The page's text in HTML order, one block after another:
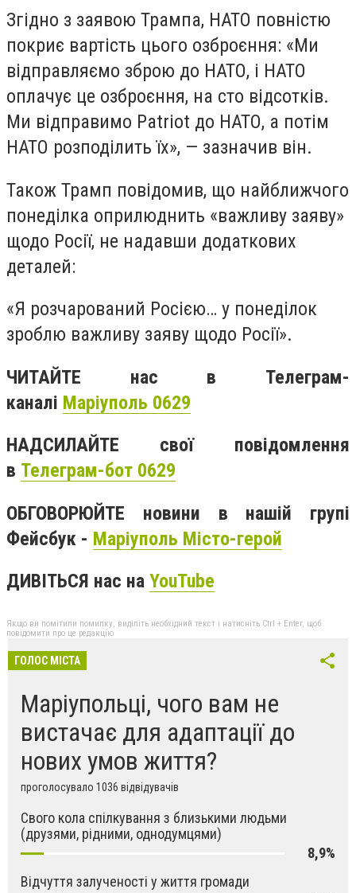
Згідно з заявою Трампа, НАТО повністю
покриє вартість цього озброєння: «Ми
відправляємо зброю до НАТО, і НАТО
оплачує це озброєння, на сто відсотків.
Ми відправимо Patriot до НАТО, а потім
НАТО розподілить їх», — зазначив він.
Також Трамп повідомив, що найближчого
понеділка оприлюднить «важливу заяву»
щодо Росії, не надавши додаткових
деталей:
«Я розчарований Росією… у понеділок
зроблю важливу заяву щодо Росії».
ЧИТАЙТЕ нас в Телеграм-
каналі Маріуполь 0629
НАДСИЛАЙТЕ свої повідомлення
в Телеграм-бот 0629
ОБГОВОРЮЙТЕ новини в нашій групі
Фейсбук - Маріуполь Місто-герой
ДИВІТЬСЯ нас на YouTube
Якщо ви помітили помилку, виділіть необхідний текст і натисніть Ctrl + Enter, щоб
повідомити про це редакцію
ГОЛОС МІСТА
Маріупольці, чого вам не
вистачає для адаптації до
нових умов життя?
проголосувало 1036 відвідувачів
Свого кола спілкування з близькими людьми
(друзями, рідними, однодумцями)
8,9%
Відчуття залученості у життя громади